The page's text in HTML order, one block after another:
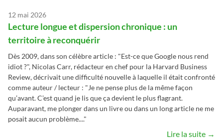
12 mai 2026
Lecture longue et dispersion chronique : un
territoire à reconquérir
Dès 2009, dans son célèbre article : "Est-ce que Google nous rend
idiot ?", Nicolas Carr, rédacteur en chef pour la Harvard Business
Review, décrivait une difficulté nouvelle à laquelle il était confronté
comme auteur / lecteur : "Je ne pense plus de la même façon
qu’avant. C’est quand je lis que ça devient le plus flagrant.
Auparavant, me plonger dans un livre ou dans un long article ne me
posait aucun problème...."
Lire la suite →